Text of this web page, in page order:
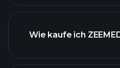
Wie kaufe ich